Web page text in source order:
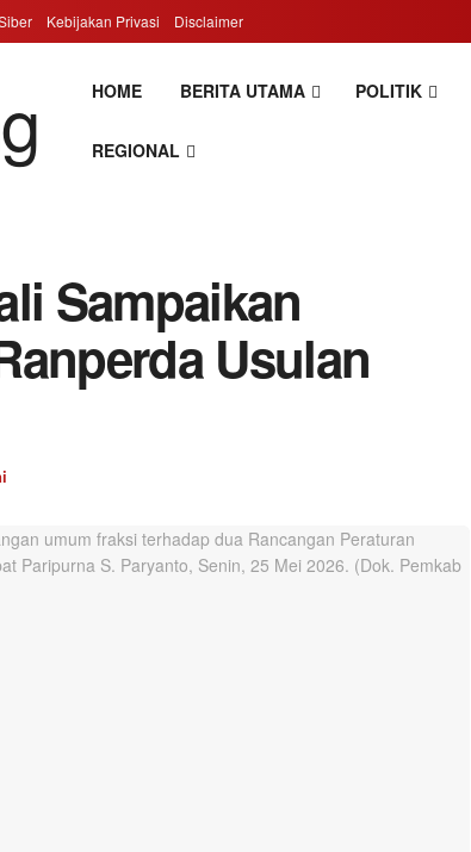
Kebijakan Privasi Disclaimer
HOME BERITA UTAMA POLITIK
REGIONAL
Sampaikan
Usulan